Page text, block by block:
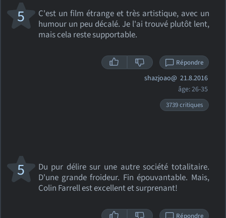
C'est un film étrange et très artistique, avec un
humour un peu décalé. Je l'ai trouvé plutôt lent,
mais cela reste supportable.
5
Répondre
shazjoao@ 21.8.2016
âge: 26-35
3739 critiques
Du pur délire sur une autre société totalitaire.
D'une grande froideur. Fin épouvantable. Mais,
Colin Farrell est excellent et surprenant!
5
Répondre